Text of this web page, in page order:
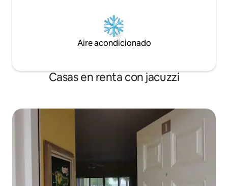
Aire acondicionado
Casas en renta con jacuzzi